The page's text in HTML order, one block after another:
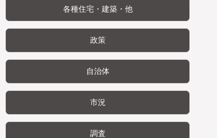
各種住宅・建築・他
政策
自治体
市況
調査